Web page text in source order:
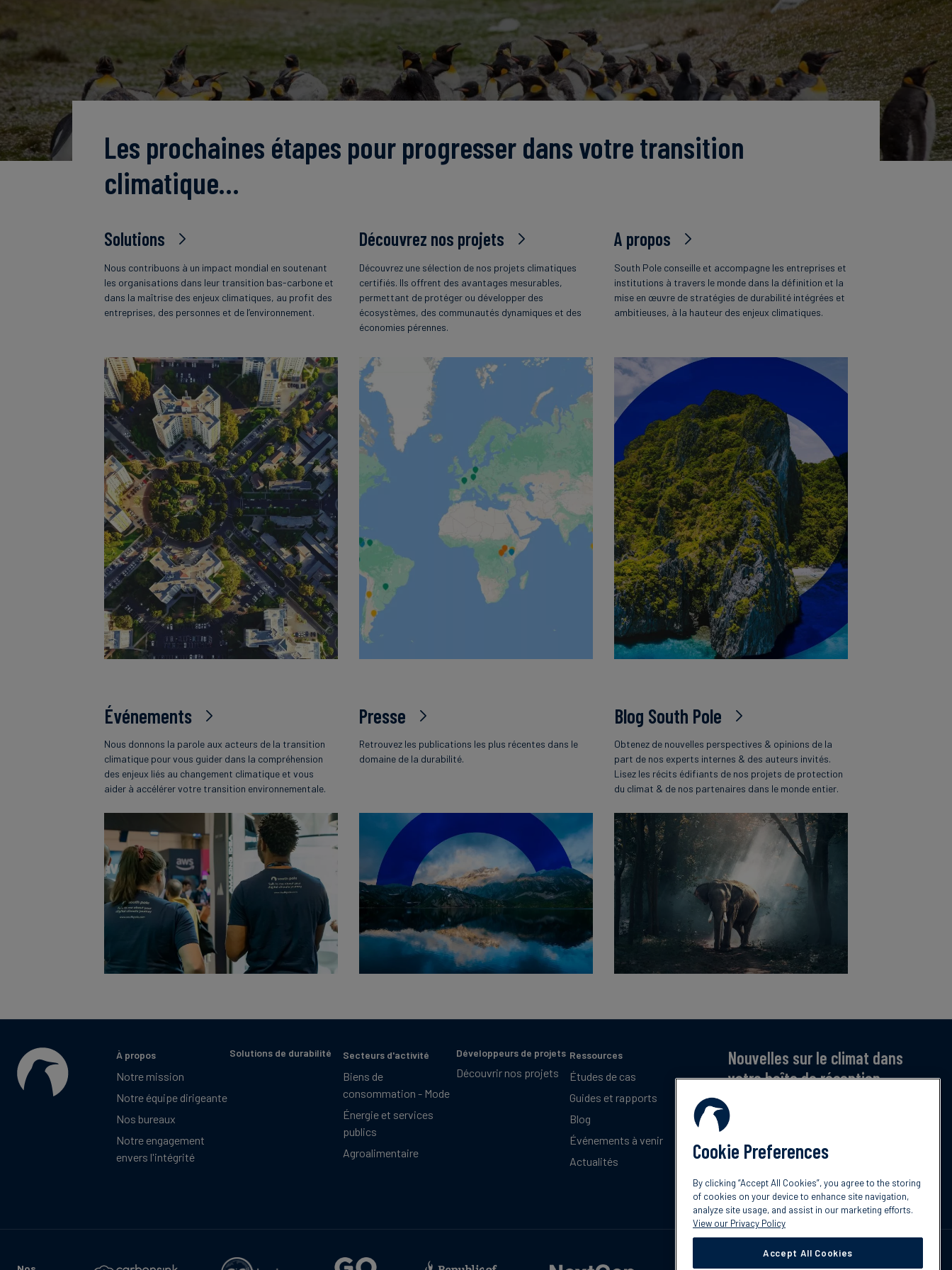
Les prochaines étapes pour progresser dans votre transition
climatique…
Solutions
Nous contribuons à un impact mondial en soutenant
les organisations dans leur transition bas-carbone et
dans la maîtrise des enjeux climatiques, au profit des
entreprises, des personnes et de l’environnement.
Découvrez nos projets
Découvrez une sélection de nos projets climatiques
certifiés. Ils offrent des avantages mesurables,
permettant de protéger ou développer des
écosystèmes, des communautés dynamiques et des
économies pérennes.
A propos
South Pole conseille et accompagne les entreprises et
institutions à travers le monde dans la définition et la
mise en œuvre de stratégies de durabilité intégrées et
ambitieuses, à la hauteur des enjeux climatiques.
Événements
Nous donnons la parole aux acteurs de la transition
climatique pour vous guider dans la compréhension
des enjeux liés au changement climatique et vous
aider à accélérer votre transition environnementale.
Presse
Retrouvez les publications les plus récentes dans le
domaine de la durabilité.
Blog South Pole
Obtenez de nouvelles perspectives & opinions de la
part de nos experts internes & des auteurs invités.
Lisez les récits édifiants de nos projets de protection
du climat & de nos partenaires dans le monde entier.
À propos
Notre mission
Notre équipe dirigeante
Nos bureaux
Notre engagement
envers l'intégrité
Solutions de durabilité Secteurs d'activité
Biens de
consommation - Mode
Énergie et services
publics
Agroalimentaire
Développeurs de projets
Découvrir nos projets
Ressources
Études de cas
Guides et rapports
Blog
Événements à venir
Actualités
Nouvelles sur le climat dans
votre boîte de réception
Inscrivez-vous pour recevoir notre bulletin
mensuel gratuit sur les dernières tendances,
Abonnez-vous
Cookie Preferences
By clicking “Accept All Cookies”, you agree to the storing
of cookies on your device to enhance site navigation,
analyze site usage, and assist in our marketing efforts.
View our Privacy Policy
Accept All Cookies